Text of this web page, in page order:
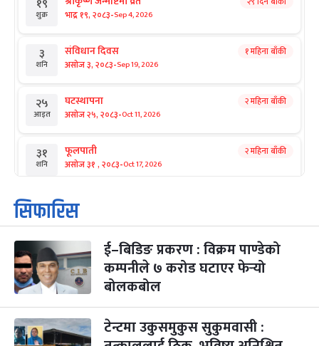
१९
शुक्र भाद्र १९, २०८३-Sep 4, 2026
३
शनि
संविधान दिवस
असोज ३, २०८३-Sep 19, 2026
१ महिना बाँकी
२५
आइत
घटस्थापना
असोज २५, २०८३-Oct 11, 2026
२ महिना बाँकी
३१
शनि
फूलपाती
असोज ३१ , २०८३-Oct 17, 2026
२ महिना बाँकी
१
आइत
कार्तिक सङ्क्रान्ति
कार्तिक १, २०८३
३
मंगल
महानवमी
कार्तिक ३, २०८३-Oct 20, 2026
२ महिना बाँकी
४
सिफारिस
ई–बिडिङ प्रकरण : विक्रम पाण्डेको
कम्पनीले ७ करोड घटाएर फेर्‍यो
बोलकबोल
टेन्टमा उकुसमुकुस सुकुमवासी :